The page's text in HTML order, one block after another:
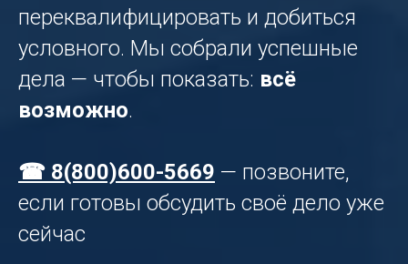
переквалифицировать и добиться
условного. Мы собрали успешные
дела — чтобы показать: всё
возможно.
☎ 8(800)600-5669 — позвоните,
если готовы обсудить своё дело уже
сейчас